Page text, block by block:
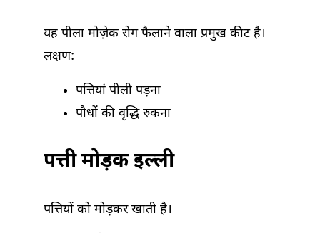
यह पीला मोज़ेक रोग फैलाने वाला प्रमुख कीट है।
लक्षण:
पत्तियां पीली पड़ना
पौधों की वृद्धि रुकना
पत्ती मोड़क इल्ली
पत्तियों को मोड़कर खाती है।